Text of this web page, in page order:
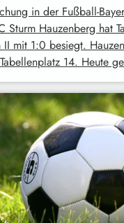
in der Fußball-
Sturm Hauzenberg hat
mit 1:0 besiegt.
14. Heute